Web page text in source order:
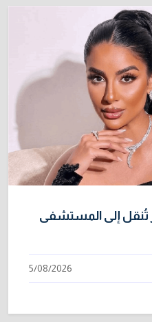
إلى المستشفى
5/08/2026